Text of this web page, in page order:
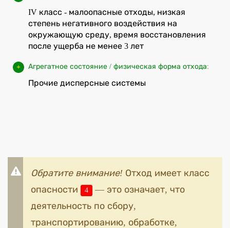
IV класс - малоопасные отходы, низкая
степень негативного воздействия на
окружающую среду, время восстановления
после ущерба не менее 3 лет
Агрегатное состояние / физическая форма отхода:
Прочие дисперсные системы
Обратите внимание! Отход имеет класс
опасности
4
— это означает, что
деятельность по сбору,
транспортированию, обработке,